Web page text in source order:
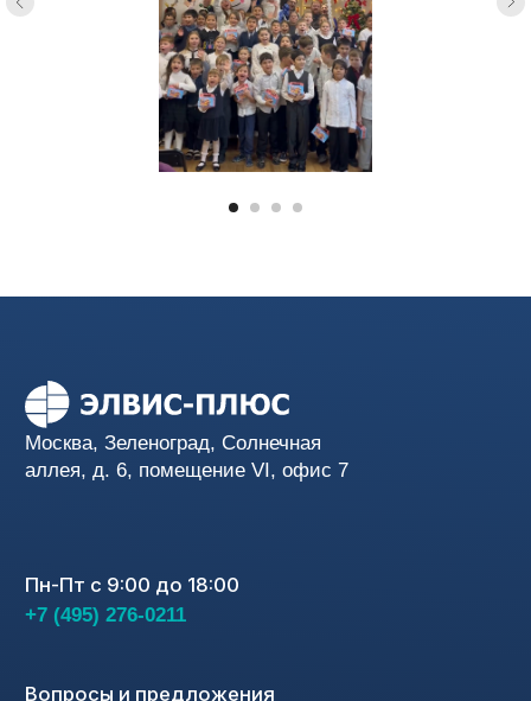
Компания
Семейство продуктов
ЗАСТАВА
Базовый доверенный
модуль
Соответствие
Управление доступом
Сетевая безопасность
кода
Политика конфиденциальности